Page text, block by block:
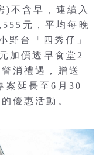
)不含早，連續入
元，平均每晚
野台「四秀仔」
加價透早食堂2
消禮遇，贈送
案延長至6月30
優惠活動。